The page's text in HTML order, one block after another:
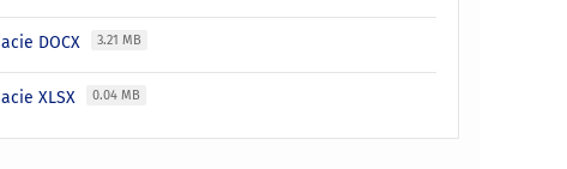
DOCX 3.21 MB
XLSX 0.04 MB